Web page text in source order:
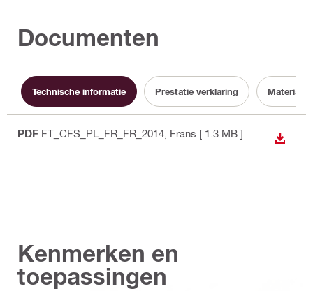
Documenten
Technische informatie Prestatie verklaring Material
PDF FT_CFS_PL_FR_FR_2014 , Frans [ 1.3 MB ]
Kenmerken en
toepassingen